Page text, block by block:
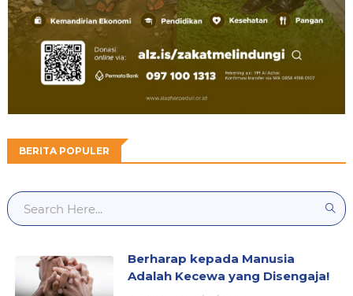
BERITA POPULER
Berharap kepada Manusia
Adalah Kecewa yang Disengaja!